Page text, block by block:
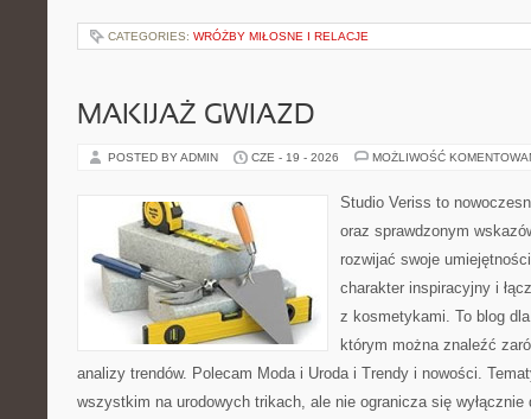
CATEGORIES: WRÓŻBY MIŁOSNE I RELACJE
MAKIJAŻ GWIAZD
POSTED BY ADMIN CZE - 19 - 2026 MOŻLIWOŚĆ
Studio Veriss to
oraz sprawdzonym
rozwijać swoje
charakter inspiracyjny i
z kosmetykami. To blog
którym można znaleźć
analizy trendów. Polecam Moda i Uroda i Trendy i nowości.
wszystkim na urodowych trikach, ale nie ogranicza się